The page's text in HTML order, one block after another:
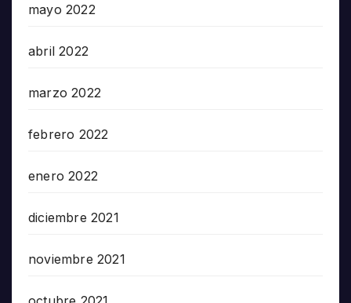
mayo 2022
abril 2022
marzo 2022
febrero 2022
enero 2022
diciembre 2021
noviembre 2021